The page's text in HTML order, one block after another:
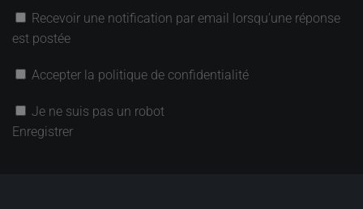
Recevoir une notification par email lorsqu’une réponse
est postée
Accepter la politique de confidentialité
Je ne suis pas un robot
Enregistrer